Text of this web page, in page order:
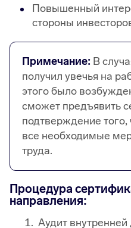
Повышенный
стороны
Примечание: В
получил увечья на
этого было
сможет предъявить
подтверждение
все необходимые
труда.
Процедура
направления:
Аудит